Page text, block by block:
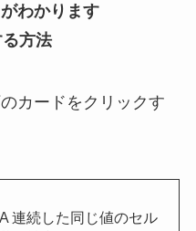
わかります
方法
カードをクリックす
連続した同じ値のセル